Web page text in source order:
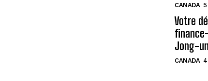
CANADA
Votre
Jong-
CANADA